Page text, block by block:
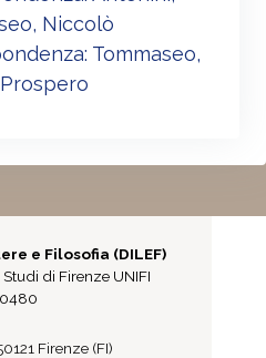
Niccolò
Tommaseo,
e Filosofia (DILEF)
di Firenze UNIFI
Firenze (FI)